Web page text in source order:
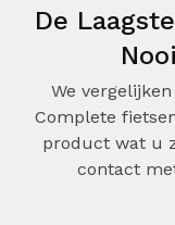
De
We
Complete
product wat u
contact